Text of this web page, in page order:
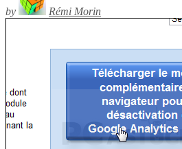
by Rémi Morin